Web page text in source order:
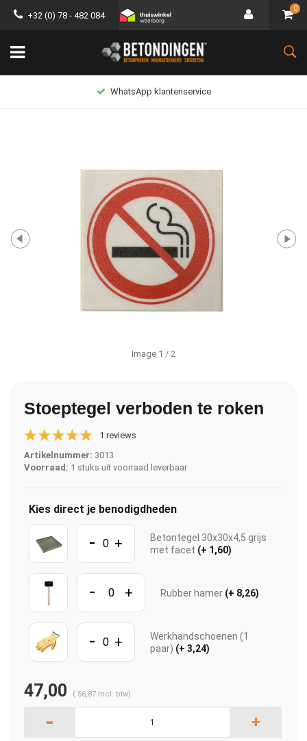
+32 (0) 78 - 482 084
0
WhatsApp klantenservice
Image 1 / 2
Stoeptegel verboden te roken
1 reviews
Artikelnummer: 3013
Voorraad: 1 stuks uit voorraad leverbaar
Kies direct je benodigdheden
- +
Betontegel 30x30x4,5 grijs
met facet (+ 1,60)
- + Rubber hamer (+ 8,26)
- +
Werkhandschoenen (1
paar) (+ 3,24)
47,00 ( 56,87 Incl. btw)
- +